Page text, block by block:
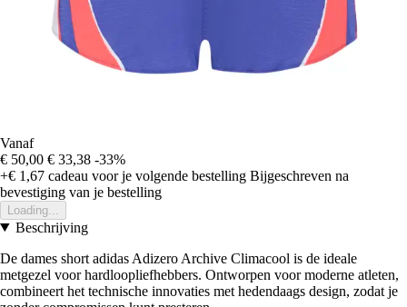
Vanaf
€ 50,00 € 33,38 -33%
+€ 1,67 cadeau voor je volgende bestelling Bijgeschreven na
bevestiging van je bestelling
Loading...
Beschrijving
De dames short adidas Adizero Archive Climacool is de ideale
metgezel voor hardloopliefhebbers. Ontworpen voor moderne atleten,
combineert het technische innovaties met hedendaags design, zodat je